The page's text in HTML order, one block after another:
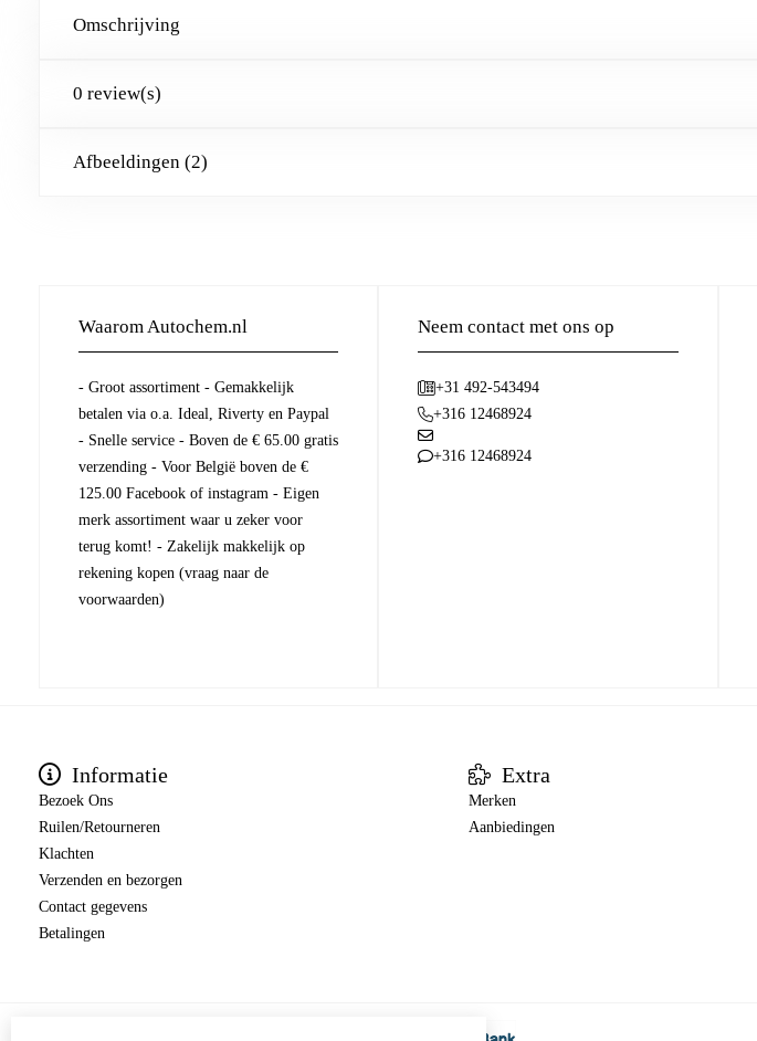
Omschrijving
0 review(s)
Afbeeldingen (2)
Waarom Autochem.nl
- Groot assortiment - Gemakkelijk
betalen via o.a. Ideal, Riverty en Paypal
- Snelle service - Boven de € 65.00 gratis
verzending - Voor België boven de €
125.00 Facebook of instagram - Eigen
merk assortiment waar u zeker voor
terug komt! - Zakelijk makkelijk op
rekening kopen (vraag naar de
voorwaarden)
Neem contact met ons op
+31 492-543494
+316 12468924
+316 12468924
Informatie
Bezoek Ons
Ruilen/Retourneren
Klachten
Verzenden en bezorgen
Contact gegevens
Betalingen
Extra
Merken
Aanbiedingen